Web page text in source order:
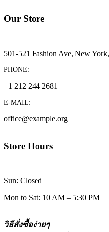
Our Store
501-521 Fashion Ave, New
PHONE:
+1 212 244 2681
E-MAIL:
office@example.org
Store Hours
Sun: Closed
Mon to Sat: 10 AM – 5:30 PM
วิธีสั่งซื้อง่ายๆ